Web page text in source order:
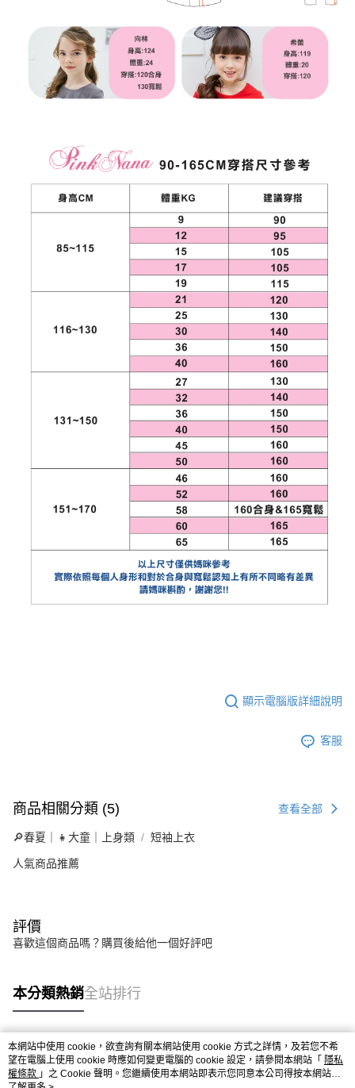
顯示電腦版詳細說明
客服
商品相關分類 (5) 查看全部
🔎春夏｜👧大童｜上身類 短袖上衣
人氣商品推薦
評價
喜歡這個商品嗎？購買後給他一個好評吧
本分類熱銷全站排行
熱門標籤
本網站中使用 cookie，欲查詢有關本網站使用 cookie 方式之詳情，及若您不希
望在電腦上使用 cookie 時應如何變更電腦的 cookie 設定，請參閱本網站「 隱私
權條款 」之 Cookie 聲明。您繼續使用本網站即表示您同意本公司得按本網站使